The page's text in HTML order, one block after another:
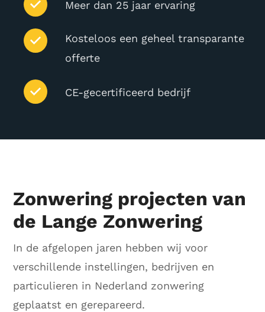
Meer dan 25 jaar ervaring
Kosteloos een geheel transparante
offerte
CE-gecertificeerd bedrijf
Zonwering projecten van
de Lange Zonwering
In de afgelopen jaren hebben wij voor
verschillende instellingen, bedrijven en
particulieren in Nederland zonwering
geplaatst en gerepareerd.